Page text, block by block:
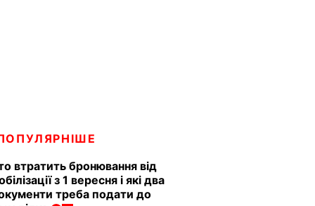
втратить бронювання від
з 1 вересня і які два
треба подати до